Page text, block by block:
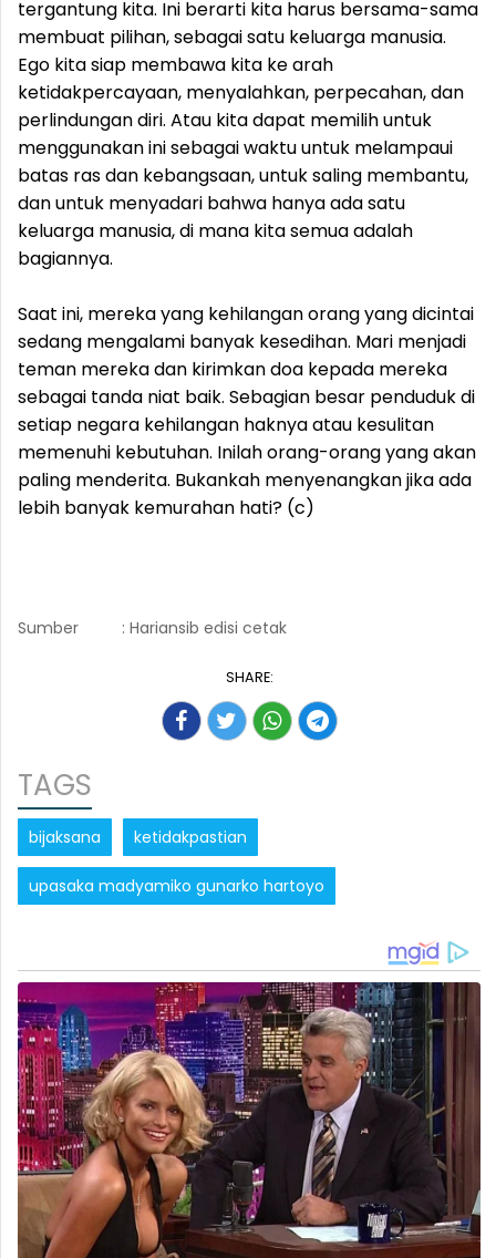
tergantung kita. Ini berarti kita harus bersama-sama
membuat pilihan, sebagai satu keluarga manusia.
Ego kita siap membawa kita ke arah
ketidakpercayaan, menyalahkan, perpecahan, dan
perlindungan diri. Atau kita dapat memilih untuk
menggunakan ini sebagai waktu untuk melampaui
batas ras dan kebangsaan, untuk saling membantu,
dan untuk menyadari bahwa hanya ada satu
keluarga manusia, di mana kita semua adalah
bagiannya.
Saat ini, mereka yang kehilangan orang yang dicintai
sedang mengalami banyak kesedihan. Mari menjadi
teman mereka dan kirimkan doa kepada mereka
sebagai tanda niat baik. Sebagian besar penduduk di
setiap negara kehilangan haknya atau kesulitan
memenuhi kebutuhan. Inilah orang-orang yang akan
paling menderita. Bukankah menyenangkan jika ada
lebih banyak kemurahan hati? (c)
Sumber : Hariansib edisi cetak
SHARE:
TAGS
bijaksana ketidakpastian
upasaka madyamiko gunarko hartoyo